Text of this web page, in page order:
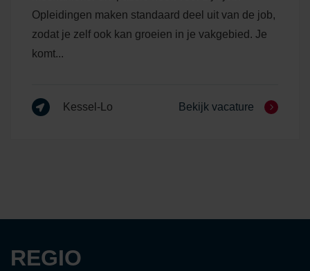
Opleidingen maken standaard deel uit van de job,
zodat je zelf ook kan groeien in je vakgebied. Je
komt...
Kessel-Lo Bekijk vacature
REGIO